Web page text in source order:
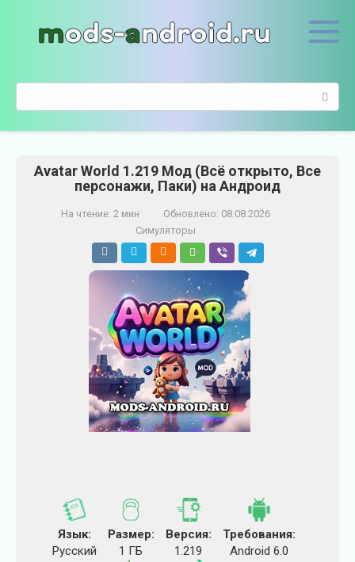
о
Avatar World 1.219 Мод (Всё открыто, Все
персонажи, Паки) на Андроид
На чтение: 2 мин Обновлено: 08.08.2026
Симуляторы
Язык:
Русский
Размер:
1 ГБ
Версия:
1.219
Требования:
Android 6.0